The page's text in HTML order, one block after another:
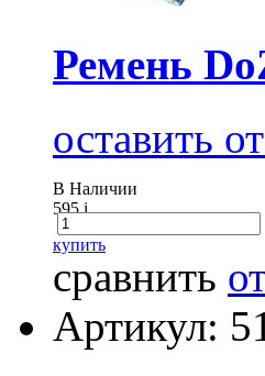
Ремень
оставить
В Наличии
595i
купить
сравнить
Артикул: